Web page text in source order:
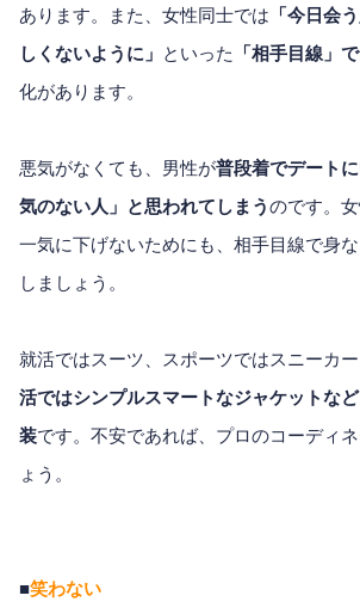
あります。また、女性同士では 「今日会
しくないように」 といった 「相手目線」
化があります。
悪気がなくても、男性が普段着でデート
気のない人」と思われてしまうのです。
一気に下げないためにも、相手目線で身
しましょう。
就活ではスーツ、スポーツではスニーカ
活ではシンプルスマートなジャケットな
装です。不安であれば、プロのコーディ
ょう。
■笑わない